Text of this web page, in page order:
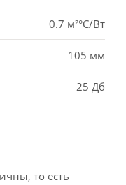
0.7 м²°С/Вт
105 мм
25 Дб
то есть